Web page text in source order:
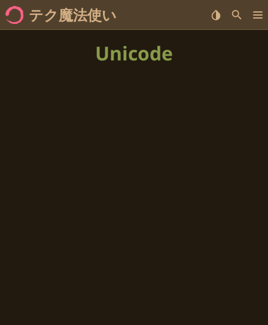
テク魔法使い
Unicode